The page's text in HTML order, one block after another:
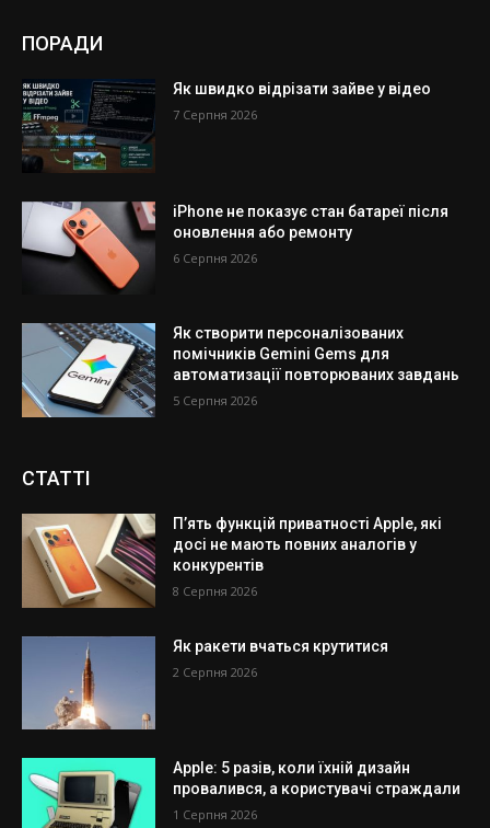
ПОРАДИ
Як швидко відрізати зайве у відео
7 Серпня 2026
iPhone не показує стан батареї після
оновлення або ремонту
6 Серпня 2026
Як створити персоналізованих
помічників Gemini Gems для
автоматизації повторюваних завдань
5 Серпня 2026
СТАТТІ
П’ять функцій приватності Apple, які
досі не мають повних аналогів у
конкурентів
8 Серпня 2026
Як ракети вчаться крутитися
2 Серпня 2026
Apple: 5 разів, коли їхній дизайн
провалився, а користувачі страждали
1 Серпня 2026